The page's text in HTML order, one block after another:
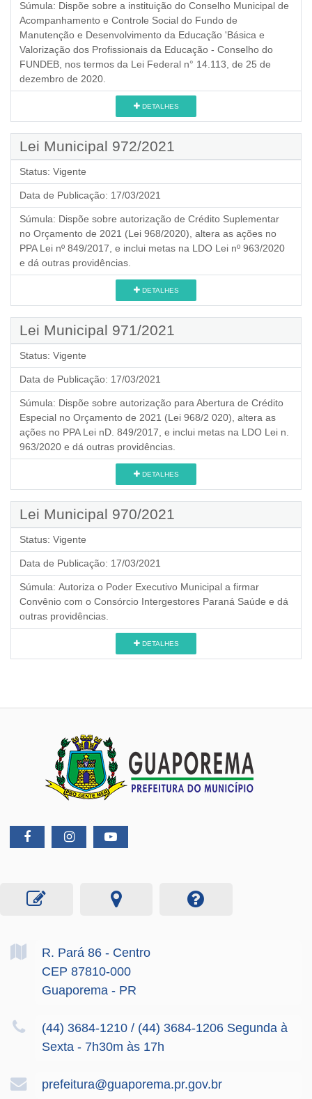
Súmula: Dispõe sobre a instituição do Conselho Municipal de
Acompanhamento e Controle Social do Fundo de
Manutenção e Desenvolvimento da Educação 'Básica e
Valorização dos Profissionais da Educação - Conselho do
FUNDEB, nos termos da Lei Federal n° 14.113, de 25 de
dezembro de 2020.
DETALHES
Lei Municipal 972/2021
Status: Vigente
Data de Publicação: 17/03/2021
Súmula: Dispõe sobre autorização de Crédito Suplementar
no Orçamento de 2021 (Lei 968/2020), altera as ações no
PPA Lei nº 849/2017, e inclui metas na LDO Lei nº 963/2020
e dá outras providências.
DETALHES
Lei Municipal 971/2021
Status: Vigente
Data de Publicação: 17/03/2021
Súmula: Dispõe sobre autorização para Abertura de Crédito
Especial no Orçamento de 2021 (Lei 968/2 020), altera as
ações no PPA Lei nD. 849/2017, e inclui metas na LDO Lei n.
963/2020 e dá outras providências.
DETALHES
Lei Municipal 970/2021
Status: Vigente
Data de Publicação: 17/03/2021
Súmula: Autoriza o Poder Executivo Municipal a firmar
Convênio com o Consórcio Intergestores Paraná Saúde e dá
outras providências.
DETALHES
R. Pará 86 - Centro
CEP 87810-000
Guaporema - PR
(44) 3684-1210 / (44) 3684-1206 Segunda à
Sexta - 7h30m às 17h
prefeitura@guaporema.pr.gov.br